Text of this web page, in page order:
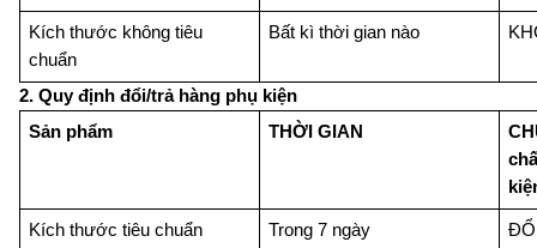
Kích thước không tiêu
chuẩn
Bất kì thời gian nào
2. Quy định đổi/trả hàng phụ kiện
Sản phẩm
THỜI GIAN
Kích thước tiêu chuẩn Trong 7 ngày